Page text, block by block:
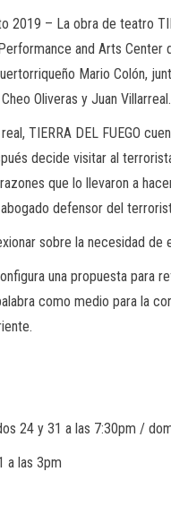
2019 – La obra de teatro
and Arts
Mario Colón,
Oliveras y Juan Villarreal.
TIERRA DEL FUEGO
decide visitar al
que lo llevaron a
defensor del
sobre la necesidad
una propuesta
como medio para la
24 y 31 a las 7:30pm /
a las 3pm